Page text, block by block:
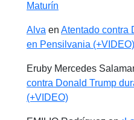
Maturín
Alva en Atentado contra
en Pensilvania (+VIDEO)
Eruby Mercedes
contra Donald Trump
(+VIDEO)